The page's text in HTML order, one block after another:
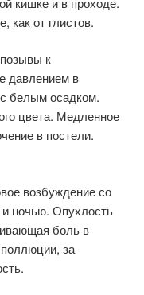
как от глистов.
к
давлением в
белым осадком.
цвета. Медленное
в постели.
возбуждение со
ночью. Опухлость
боль в
за